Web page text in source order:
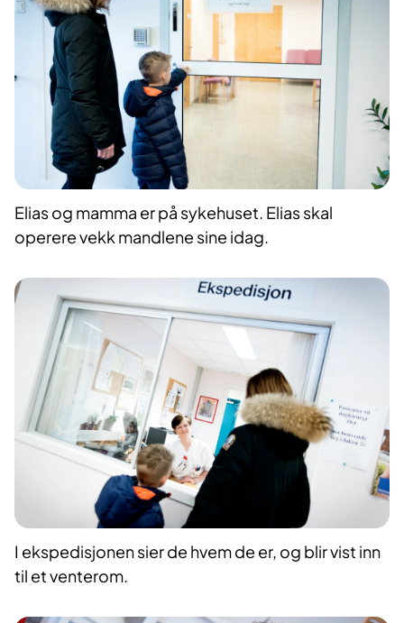
Elias og mamma er på sykehuset. Elias skal
operere vekk mandlene sine idag.
I ekspedisjonen sier de hvem de er, og blir vist inn
til et venterom.